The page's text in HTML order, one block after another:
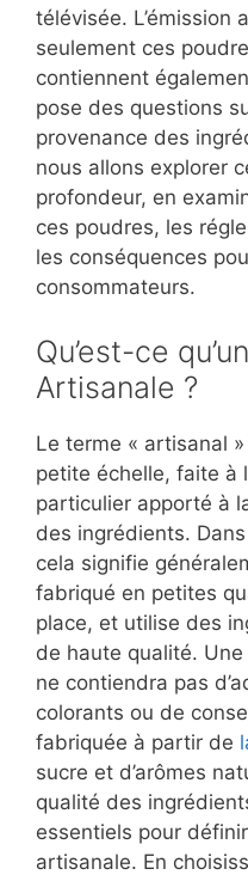
télévisée. L’émission
seulement ces
contiennent
pose des questions
provenance des
nous allons explorer
profondeur, en
ces poudres, les
les conséquences
consommateurs.
Qu’est-ce
Artisanale ?
Le terme « artisanal
petite échelle, faite à
particulier apporté à
des ingrédients.
cela signifie
fabriqué en petites
place, et utilise des
de haute qualité.
ne contiendra pas
colorants ou de
fabriquée à partir de
sucre et d’arômes
qualité des
essentiels pour
artisanale. En